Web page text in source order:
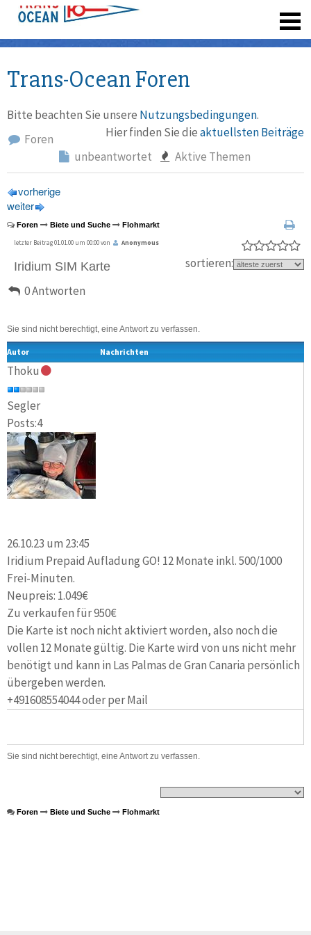
Trans-Ocean Foren
Bitte beachten Sie unsere Nutzungsbedingungen.
Hier finden Sie dieaktuellsten Beiträge
Foren
unbeantwortet
Aktive Themen
vorherige
weiter
Foren Biete und Suche Flohmarkt
letzter Beitrag 01.01.00 um 00:00 von Anonymous
Iridium SIM Karte
0 Antworten
sortieren:
Sie sind nicht berechtigt, eine Antwort zu verfassen.
Autor Nachrichten
Thoku
Segler
Posts:4
26.10.23 um 23:45
Iridium Prepaid Aufladung GO! 12 Monate inkl. 500/1000
Frei-Minuten.
Neupreis: 1.049€
Zu verkaufen für 950€
Die Karte ist noch nicht aktiviert worden, also noch die
vollen 12 Monate gültig. Die Karte wird von uns nicht mehr
benötigt und kann in Las Palmas de Gran Canaria persönlich
übergeben werden.
+491608554044 oder per Mail
Sie sind nicht berechtigt, eine Antwort zu verfassen.
Foren Biete und Suche Flohmarkt